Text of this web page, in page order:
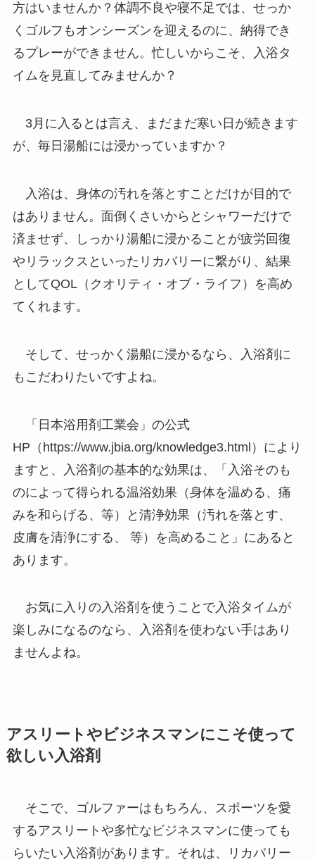
方はいませんか？体調不良や寝不足では、せっか
くゴルフもオンシーズンを迎えるのに、納得でき
るプレーができません。忙しいからこそ、入浴タ
イムを見直してみませんか？
3月に入るとは言え、まだまだ寒い日が続きます
が、毎日湯船には浸かっていますか？
入浴は、身体の汚れを落とすことだけが目的で
はありません。面倒くさいからとシャワーだけで
済ませず、しっかり湯船に浸かることが疲労回復
やリラックスといったリカバリーに繋がり、結果
としてQOL（クオリティ・オブ・ライフ）を高め
てくれます。
そして、せっかく湯船に浸かるなら、入浴剤に
もこだわりたいですよね。
「日本浴用剤工業会」の公式
HP（https://www.jbia.org/knowledge3.html）により
ますと、入浴剤の基本的な効果は、「入浴そのも
のによって得られる温浴効果（身体を温める、痛
みを和らげる、等）と清浄効果（汚れを落とす、
皮膚を清浄にする、 等）を高めること」にあると
あります。
お気に入りの入浴剤を使うことで入浴タイムが
楽しみになるのなら、入浴剤を使わない手はあり
ませんよね。
アスリートやビジネスマンにこそ使って
欲しい入浴剤
そこで、ゴルファーはもちろん、スポーツを愛
するアスリートや多忙なビジネスマンに使っても
らいたい入浴剤があります。それは、リカバリー